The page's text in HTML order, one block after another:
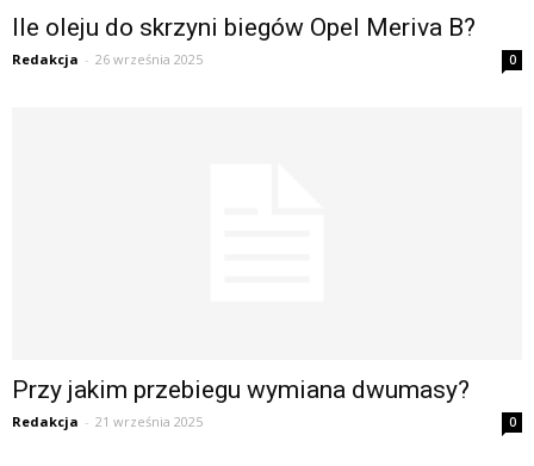
Ile oleju do skrzyni biegów Opel Meriva B?
Redakcja - 26 września 2025 0
Przy jakim przebiegu wymiana dwumasy?
Redakcja - 21 września 2025 0